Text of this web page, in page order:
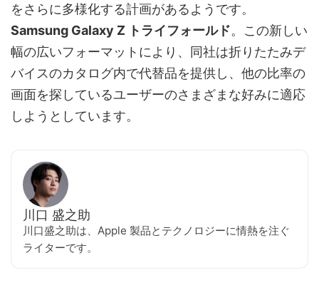
をさらに多様化する計画があるようです。
Samsung Galaxy Z トライフォールド。この新しい
幅の広いフォーマットにより、同社は折りたたみデ
バイスのカタログ内で代替品を提供し、他の比率の
画面を探しているユーザーのさまざまな好みに適応
しようとしています。
川口 盛之助
川口盛之助は、Apple 製品とテクノロジーに情熱を注ぐ
ライターです。